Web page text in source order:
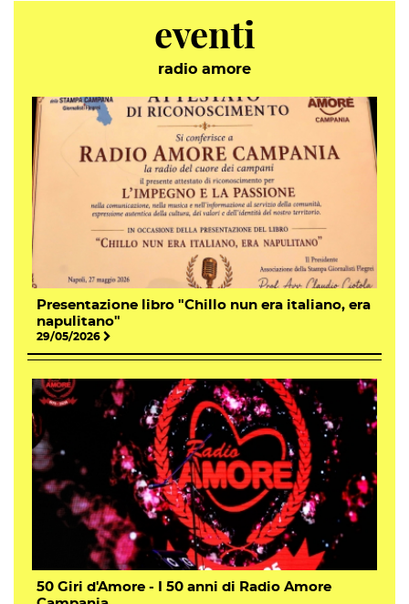
eventi
radio amore
Presentazione libro "Chillo nun era italiano, era
napulitano"
29/05/2026
50 Giri d'Amore - I 50 anni di Radio Amore